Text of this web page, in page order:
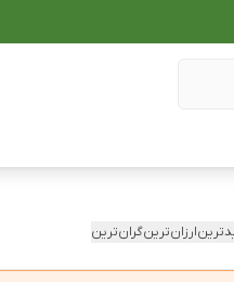
ارزان‌ترینگران‌ترین